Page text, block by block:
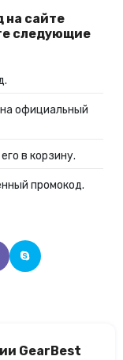
на сайте
следующие
официальный
в корзину.
промокод.
GearBest